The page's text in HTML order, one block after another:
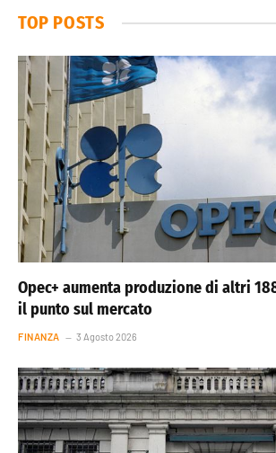
TOP POSTS
Opec+ aumenta produzione di altri
il punto sul mercato
FINANZA 3 Agosto 2026